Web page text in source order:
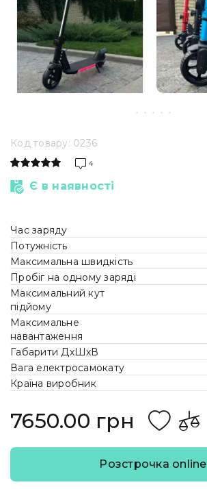
Код товару: 0236
4
Є в наявності
Час заряду
Потужність
Максимальна швидкість
Пробіг на одному заряді
Максимальний кут
підйому
Максимальне
навантаження
Габарити ДхШхВ
Вага електросамокату
Країна виробник
7650.00 грн
Розстрочка online